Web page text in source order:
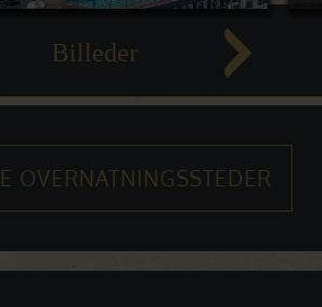
Billeder
OVERNATNINGSSTEDER